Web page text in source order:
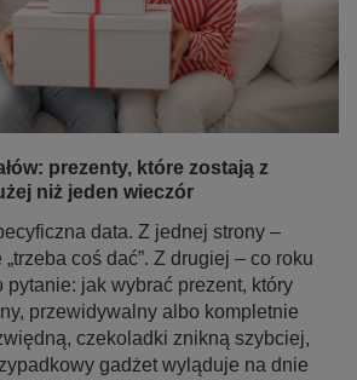
prezenty, które zostają z
niż jeden wieczór
data. Z jednej strony –
coś dać”. Z drugiej – co roku
pytanie: jak wybrać prezent, który
przewidywalny albo kompletnie
czekoladki znikną szybciej,
gadżet wyląduje na dnie